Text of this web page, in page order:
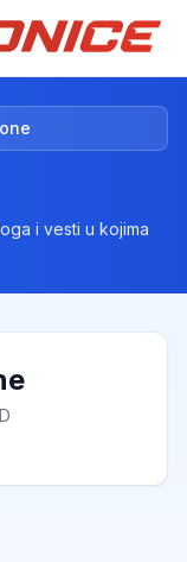
i vesti u kojima